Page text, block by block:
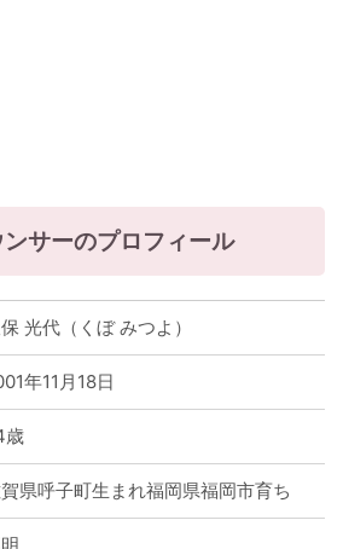
サーのプロフィール
光代（くぼ みつよ）
年11月18日
歳
県呼子町生まれ福岡県福岡市育ち